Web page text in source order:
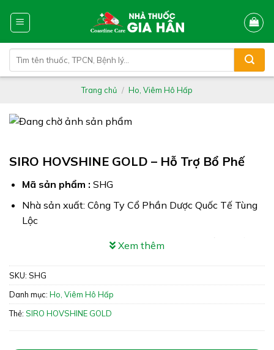
kiếm:
Trang chủ / Ho, Viêm Hô Hấp
SIRO HOVSHINE GOLD – Hỗ Trợ Bổ Phế
Mã sản phẩm : SHG
Nhà sản xuất: Công Ty Cổ Phần Dược Quốc Tế Tùng
Lộc
Công dụng: SIRO HOVSHINE GOLD giúp giảm ngứa
Xuất xứ: Việt Nam
Giấy phép: 1074/2021/ĐKSP – 581/2021/XNQC-
ATTP
Xem thêm
SKU: SHG
Danh mục: Ho, Viêm Hô Hấp
Thẻ: SIRO HOVSHINE GOLD